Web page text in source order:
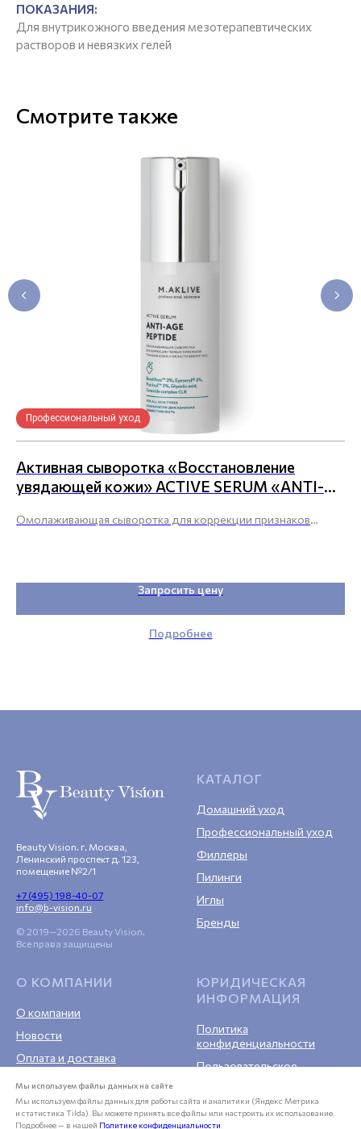
ПОКАЗАНИЯ:
Для внутрикожного введения мезотерапевтических
растворов и невязких гелей
Смотрите также
Профессиональный уход
Активная сыворотка «Восстановление
увядающей кожи» ACTIVE SERUM «ANTI-
Омолаживающая сыворотка для коррекции признаков
Подробнее
Запросить цену
Beauty Vision. г. Москва,
Ленинский проспект д. 123,
помещение №2/1
+7 (495) 198-40-07
info@b-vision.ru
© 2019—2026 Beauty Vision.
Все права защищены
КАТАЛОГ
Домашний уход
Профессиональный уход
Филлеры
Пилинги
Иглы
Бренды
О КОМПАНИИ
О компании
Новости
Оплата и доставка
Гарантия
Возврат
Контакты
ЮРИДИЧЕСКАЯ
ИНФОРМАЦИЯ
Политика
конфиденциальности
Пользовательское
Публичная оферта
Мы используем файлы данных на сайте
Мы используем файлы данных для работы сайта и аналитики (Яндекс Метрика
и статистика Tilda). Вы можете принять все файлы или настроить их использование.
Подробнее — в нашей Политике конфиденциальности